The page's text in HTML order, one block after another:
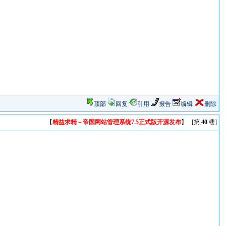
顶部 回复 引用 报告 编辑 删除
【精益求精－帝国网站管理系统7.5正式版开源发布】 [第 40楼]